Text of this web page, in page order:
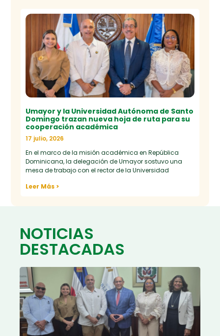
Umayor y la Universidad Autónoma de Santo
Domingo trazan nueva hoja de ruta para su
cooperación académica
17 julio, 2026
En el marco de la misión académica en República
Dominicana, la delegación de Umayor sostuvo una
mesa de trabajo con el rector de la Universidad
Leer Más >
NOTICIAS
DESTACADAS